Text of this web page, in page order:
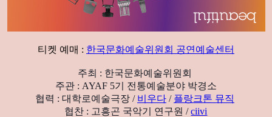
티켓 예매 : 한국문화예술위원회 공연예술센터
주최 : 한국문화예술위원회
주관 : AYAF 5기 전통예술분야 박경소
협력 : 대학로예술극장 / 비우다 / 플랑크톤 뮤직
협찬 : 고흥곤 국악기 연구원 /ciivi